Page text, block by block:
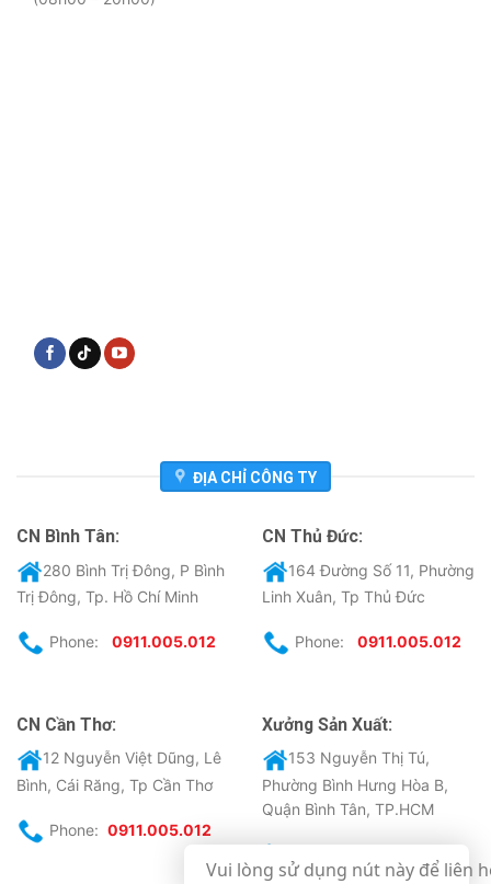
ĐỊA CHỈ CÔNG TY
CN Bình Tân:
280 Bình Trị Đông, P Bình
Trị Đông, Tp. Hồ Chí Minh
Phone: 0911.005.012
CN Thủ Đức:
164 Đường Số 11, Phường
Linh Xuân, Tp Thủ Đức
Phone: 0911.005.012
CN Cần Thơ:
12 Nguyễn Việt Dũng, Lê
Bình, Cái Răng, Tp Cần Thơ
Phone: 0911.005.012
Xưởng Sản Xuất:
153 Nguyễn Thị Tú,
Phường Bình Hưng Hòa B,
Quận Bình Tân, TP.HCM
Vui lòng sử dụng nút này để liên